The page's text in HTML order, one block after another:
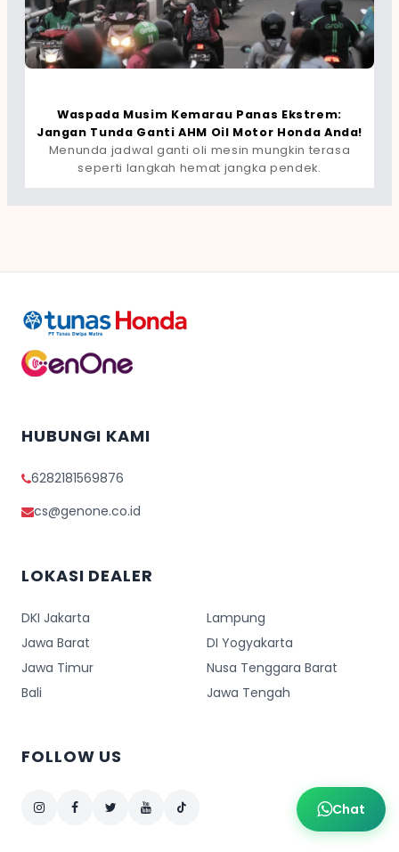
Waspada Musim Kemarau Panas Ekstrem:
Jangan Tunda Ganti AHM Oil Motor Honda Anda!
Menunda jadwal ganti oli mesin mungkin terasa
seperti langkah hemat jangka pendek.
HUBUNGI KAMI
6282181569876
cs@genone.co.id
LOKASI DEALER
DKI Jakarta
Lampung
Jawa Barat
DI Yogyakarta
Jawa Timur
Nusa Tenggara Barat
Bali
Jawa Tengah
FOLLOW US
Chat